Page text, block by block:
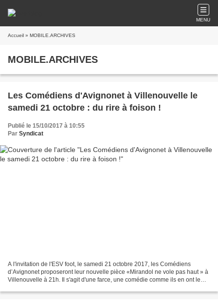
MENU
Accueil » MOBILE.ARCHIVES
MOBILE.ARCHIVES
Les Comédiens d'Avignonet à Villenouvelle le
samedi 21 octobre : du rire à foison !
Publié le 15/10/2017 à 10:55
Par Syndicat
A l'invitation de l'ESV foot, le samedi 21 octobre 2017, les Comédiens
d’Avignonet proposeront leur nouvelle pièce «Mirandol ne vole pas haut » à
Villenouvelle à 21h. Il s'agit d'une farce, une comédie comme ils en ont le